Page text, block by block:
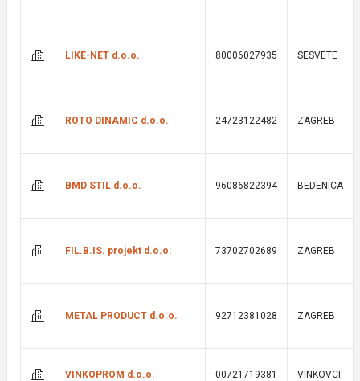
LIKE-NET d.o.o. 80006027935 SESVETE
ROTO DINAMIC d.o.o. 24723122482 ZAGREB
BMD STIL d.o.o. 96086822394 BEDENICA
FIL.B.IS. projekt d.o.o. 73702702689 ZAGREB
METAL PRODUCT d.o.o. 92712381028 ZAGREB
VINKOPROM d.o.o. 00721719381 VINKOVCI